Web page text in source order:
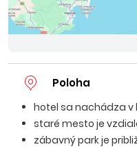
Poloha
hotel sa nachádza v
staré mesto je
zábavný park je